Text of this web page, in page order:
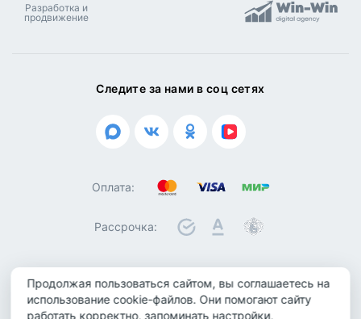
Продолжая пользоваться сайтом, вы соглашаетесь на
использование cookie-файлов. Они помогают сайту
работать корректно, запоминать настройки,
Следите за нами в соц сетях
Оплата:
Рассрочка:
© 2026 ООО "Биотроника". Все права защищены
Разработка и
продвижение